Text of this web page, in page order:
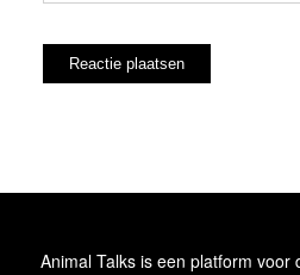
Animal Talks is een platform voor